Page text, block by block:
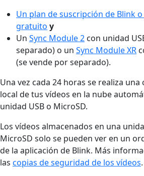
Un plan de suscripción de Blink
gratuito y
Un Sync Module 2 con unidad
separado) o un Sync Module XR
(se vende por separado).
Una vez cada 24 horas se realiza
local de tus vídeos en la nube
unidad USB o MicroSD.
Los vídeos almacenados en una
MicroSD solo se pueden ver en un
de la aplicación de Blink. Más
las copias de seguridad de los vídeos.